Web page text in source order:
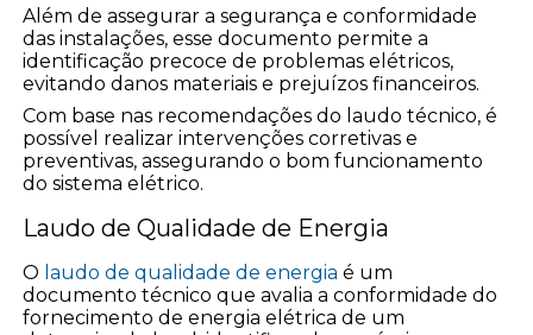
Além de assegurar a segurança e conformidade
das instalações, esse documento permite a
identificação precoce de problemas elétricos,
evitando danos materiais e prejuízos financeiros.
Com base nas recomendações do laudo técnico, é
possível realizar intervenções corretivas e
preventivas, assegurando o bom funcionamento
do sistema elétrico.
Laudo de Qualidade de Energia
O laudo de qualidade de energia é um
documento técnico que avalia a conformidade do
fornecimento de energia elétrica de um